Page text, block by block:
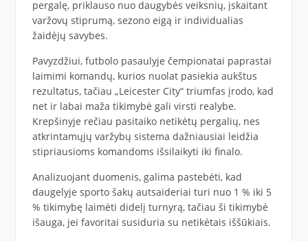
pergalę, priklauso nuo daugybės veiksnių, įskaitant
varžovų stiprumą, sezono eigą ir individualias
žaidėjų savybes.
Pavyzdžiui, futbolo pasaulyje čempionatai paprastai
laimimi komandų, kurios nuolat pasiekia aukštus
rezultatus, tačiau „Leicester City“ triumfas įrodo, kad
net ir labai maža tikimybė gali virsti realybe.
Krepšinyje rečiau pasitaiko netikėtų pergalių, nes
atkrintamųjų varžybų sistema dažniausiai leidžia
stipriausioms komandoms išsilaikyti iki finalo.
Analizuojant duomenis, galima pastebėti, kad
daugelyje sporto šakų autsaideriai turi nuo 1 % iki 5
% tikimybę laimėti didelį turnyrą, tačiau ši tikimybė
išauga, jei favoritai susiduria su netikėtais iššūkiais.